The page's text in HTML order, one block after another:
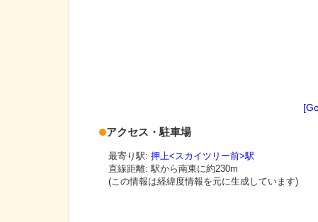
アクセス・駐車場
最寄り駅: 押上<スカイツリー前>駅
直線距離: 駅から南東に約230m
(この情報は経緯度情報を元に生成しています)